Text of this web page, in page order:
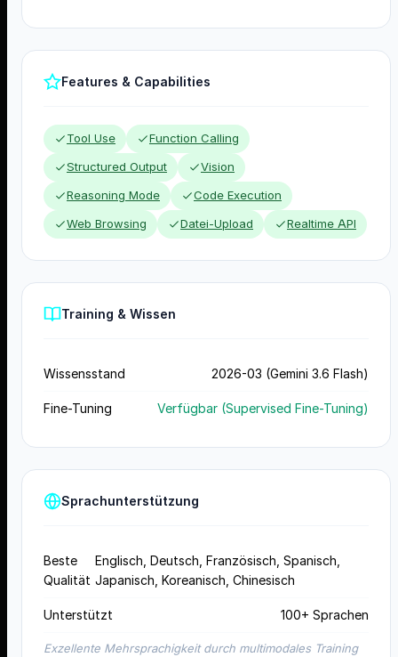
Features & Capabilities
Tool Use
Function Calling
Structured Output
Vision
Reasoning Mode
Code Execution
Web Browsing
Datei-Upload Realtime API
Training & Wissen
Wissensstand 2026-03 (Gemini 3.6 Flash)
Fine-Tuning Verfügbar (Supervised Fine-Tuning)
Sprachunterstützung
Beste
Qualität
Englisch, Deutsch, Französisch, Spanisch,
Japanisch, Koreanisch, Chinesisch
Unterstützt 100+ Sprachen
Exzellente Mehrsprachigkeit durch multimodales Training